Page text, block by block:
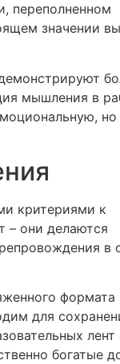
переполненном
значении
мышления в
но
критериями к
– они делаются
в
формата
для
лент
богатые